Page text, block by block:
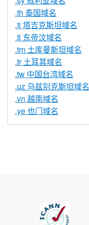
.th 泰国域名
.tj 塔吉克斯坦域名
.tl 东帝汶域名
.tm 土库曼斯坦域名
.tr 土耳其域名
.tw 中国台湾域名
.uz 乌兹别克斯坦域名
.vn 越南域名
.ye 也门域名